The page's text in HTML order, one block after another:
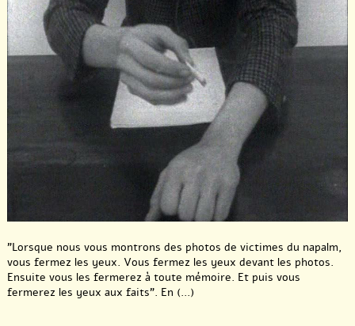
"Lorsque nous vous montrons des photos de victimes du napalm,
vous fermez les yeux. Vous fermez les yeux devant les photos.
Ensuite vous les fermerez à toute mémoire. Et puis vous
fermerez les yeux aux faits". En (...)